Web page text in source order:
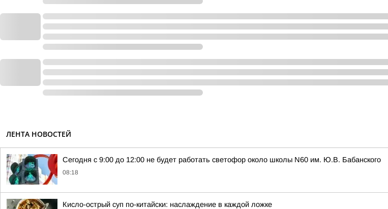
ЛЕНТА НОВОСТЕЙ
Сегодня с 9:00 до 12:00 не будет работать светофор около школы N60 им. Ю.В. Бабанского
08:18
Кисло-острый суп по-китайски: наслаждение в каждой ложке